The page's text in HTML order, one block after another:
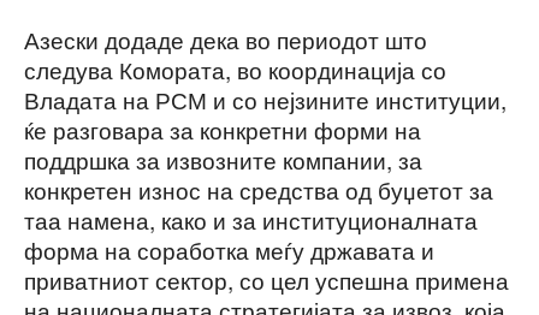
Азески додаде дека во периодот што
следува Комората, во координација со
Владата на РСМ и со нејзините институции,
ќе разговара за конкретни форми на
поддршка за извозните компании, за
конкретен износ на средства од буџетот за
таа намена, како и за институционалната
форма на соработка меѓу државата и
приватниот сектор, со цел успешна примена